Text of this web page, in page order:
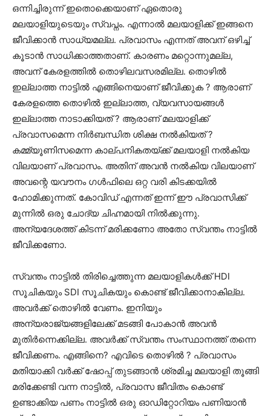
ഒന്നിച്ചിരുന്ന് ഇതൊക്കെയാണ് ഏതൊരു
മലയാളിയുടെയും സ്വപ്നം. എന്നാൽ മലയാളിക്ക് ഇങ്ങനെ
ജീവിക്കാൻ സാധ്യമല്ല. പ്രവാസം എന്നത് അവന് ഒഴിച്ച്
കൂടാൻ സാധിക്കാത്തതാണ്. കാരണം മറ്റൊന്നുമല്ല,
അവന് കേരളത്തിൽ തൊഴിലവസരമില്ല. തൊഴിൽ
ഇല്ലാത്ത നാട്ടിൽ എങ്ങിനെയാണ് ജീവിക്കുക ? ആരാണ്
കേരളത്തെ തൊഴിൽ ഇല്ലാത്ത, വ്യവസായങ്ങൾ
ഇല്ലാത്ത നാടാക്കിയത് ? ആരാണ് മലയാളിക്ക്
പ്രവാസമെന്ന നിർബന്ധിത ശിക്ഷ നൽകിയത് ?
കമ്മ്യൂണിസമെന്ന കാല്പനികതയ്ക്ക് മലയാളി നൽകിയ
വിലയാണ് പ്രവാസം. അതിന് അവൻ നൽകിയ വിലയാണ്
അവന്റെ യവൗനം ഗൾഫിലെ ഒറ്റ വരി കിടക്കയിൽ
ഹോമിക്കുന്നത്. കോവിഡ് എന്നത് ഇന്ന് ഈ പ്രവാസിക്ക്
മുന്നിൽ ഒരു ചോദ്യ ചിഹ്നമായി നിൽക്കുന്നു.
അന്യദേശത്ത് കിടന്ന് മരിക്കണോ അതോ സ്വന്തം നാട്ടിൽ
ജീവിക്കണോ.
സ്വന്തം നാട്ടിൽ തിരിച്ചെത്തുന്ന മലയാളികൾക്ക് HDI
സൂചികയും SDI സൂചികയും കൊണ്ട് ജീവിക്കാനാകില്ല.
അവർക്ക് തൊഴിൽ വേണം. ഇനിയും
അന്യരാജ്യങ്ങളിലേക്ക് മടങ്ങി പോകാൻ അവൻ
മുതിർന്നെക്കില്ല. അവർക്ക് സ്വന്തം സംസ്ഥാനത്ത് തന്നെ
ജീവിക്കണം. എങ്ങിനെ? എവിടെ തൊഴിൽ ? പ്രവാസം
മതിയാക്കി വർക്ക് ഷോപ്പ് തുടങ്ങാൻ ശ്രമിച്ച മലയാളി തൂങ്ങി
മരിക്കേണ്ടി വന്ന നാട്ടിൽ, പ്രവാസ ജീവിതം കൊണ്ട്
ഉണ്ടാക്കിയ പണം നാട്ടിൽ ഒരു ഓഡിറ്റോറിയം പണിയാൻ